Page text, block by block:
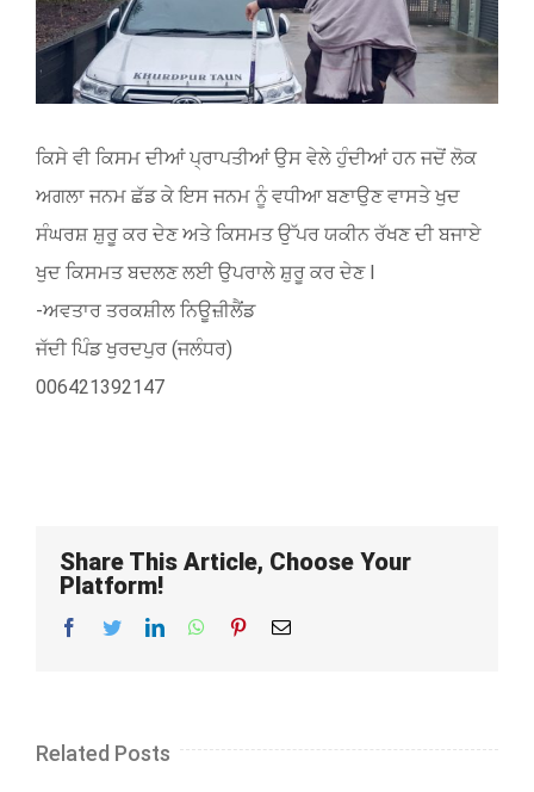
ਕਿਸੇ ਵੀ ਕਿਸਮ ਦੀਆਂ ਪ੍ਰਾਪਤੀਆਂ ਉਸ ਵੇਲੇ ਹੁੰਦੀਆਂ ਹਨ ਜਦੋਂ ਲੋਕ
ਅਗਲਾ ਜਨਮ ਛੱਡ ਕੇ ਇਸ ਜਨਮ ਨੂੰ ਵਧੀਆ ਬਣਾਉਣ ਵਾਸਤੇ ਖੁਦ
ਸੰਘਰਸ਼ ਸ਼ੁਰੂ ਕਰ ਦੇਣ ਅਤੇ ਕਿਸਮਤ ਉੱਪਰ ਯਕੀਨ ਰੱਖਣ ਦੀ ਬਜਾਏ
ਖੁਦ ਕਿਸਮਤ ਬਦਲਣ ਲਈ ਉਪਰਾਲੇ ਸ਼ੁਰੂ ਕਰ ਦੇਣ l
-ਅਵਤਾਰ ਤਰਕਸ਼ੀਲ ਨਿਊਜ਼ੀਲੈਂਡ
ਜੱਦੀ ਪਿੰਡ ਖੁਰਦਪੁਰ (ਜਲੰਧਰ)
006421392147
Share This Article, Choose Your
Platform!
Facebook
TwitterLinkedInWhatsApp
PinterestEmail
Related Posts